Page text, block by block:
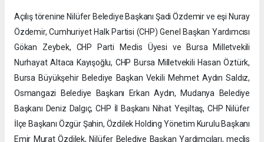
Açılış törenine Nilüfer Belediye Başkanı Şadi Özdemir ve eşi Nuray
Özdemir, Cumhuriyet Halk Partisi (CHP) Genel Başkan Yardımcısı
Gökan Zeybek, CHP Parti Meclis Üyesi ve Bursa Milletvekili
Nurhayat Altaca Kayışoğlu, CHP Bursa Milletvekili Hasan Öztürk,
Bursa Büyükşehir Belediye Başkan Vekili Mehmet Aydın Saldız,
Osmangazi Belediye Başkanı Erkan Aydın, Mudanya Belediye
Başkanı Deniz Dalgıç, CHP İl Başkanı Nihat Yeşiltaş, CHP Nilüfer
İlçe Başkanı Özgür Şahin, Özdilek Holding Yönetim Kurulu Başkanı
Emir Murat Özdilek, Nilüfer Belediye Başkan Yardımcıları, meclis